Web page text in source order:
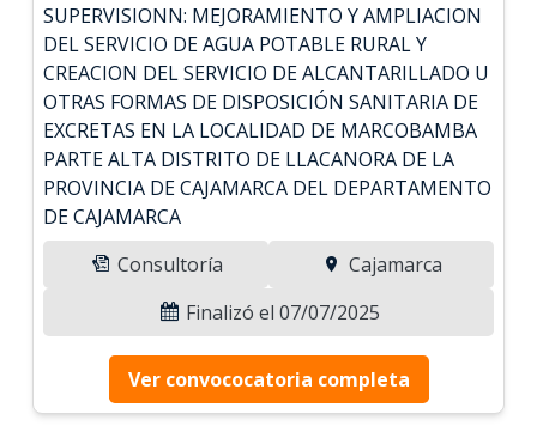
SUPERVISIONN: MEJORAMIENTO Y AMPLIACION
DEL SERVICIO DE AGUA POTABLE RURAL Y
CREACION DEL SERVICIO DE ALCANTARILLADO U
OTRAS FORMAS DE DISPOSICIÓN SANITARIA DE
EXCRETAS EN LA LOCALIDAD DE MARCOBAMBA
PARTE ALTA DISTRITO DE LLACANORA DE LA
PROVINCIA DE CAJAMARCA DEL DEPARTAMENTO
DE CAJAMARCA
Consultoría
Cajamarca
Finalizó el 07/07/2025
Ver convococatoria completa